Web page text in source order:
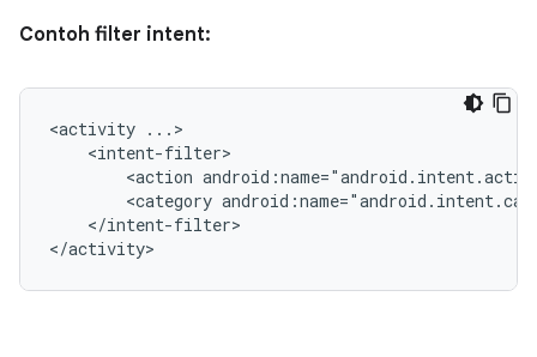
Contoh filter intent:
<activity
<action
<category
</intent-filter>
</activity>